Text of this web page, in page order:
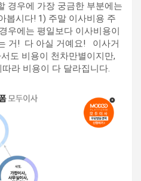
경우에 가장 궁금한 부분에는
봅시다! 1) 주말 이사비용 주
우에는 평일보다 이사비용이
거! ​ 다 아실 거예요! ​ ​ 이사거
도 비용이 천차만별이지만,
라 비용이 다 달라집니다.